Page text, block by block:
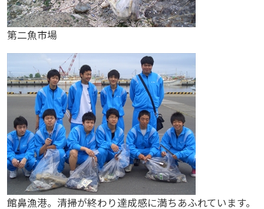
第二魚市場
館鼻漁港。清掃が終わり達成感に満ちあふれています。